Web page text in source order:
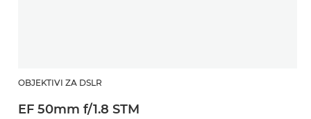
OBJEKTIVI ZA DSLR
EF 50mm f/1.8 STM